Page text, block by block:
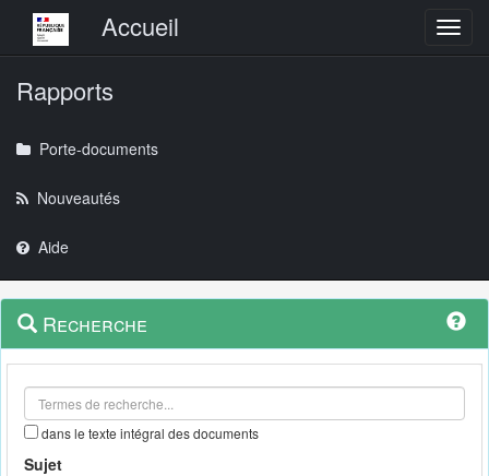
Menu principalAccueil
Rapports
Porte-documents
Nouveautés
Aide
Navigation
outils
Menu
contextuel
Recherche
dans le texte intégral des documents
Sujet